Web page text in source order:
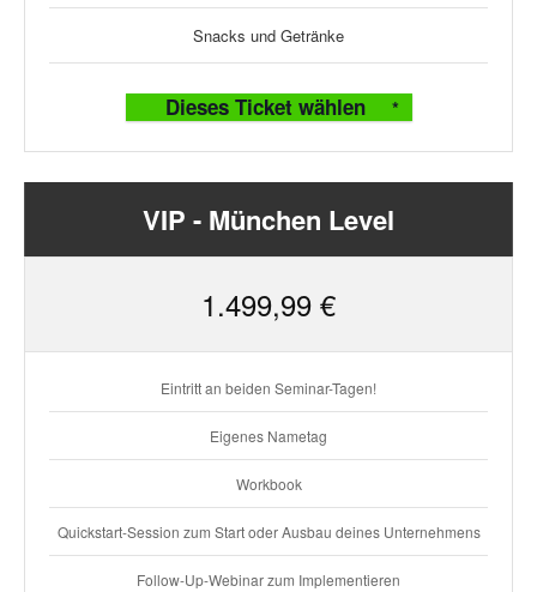
Snacks und Getränke
Dieses Ticket wählen
VIP - München Level
1.499,99 €
Eintritt an beiden Seminar-Tagen!
Eigenes Nametag
Workbook
Quickstart-Session zum Start oder Ausbau deines Unternehmens
Follow-Up-Webinar zum Implementieren